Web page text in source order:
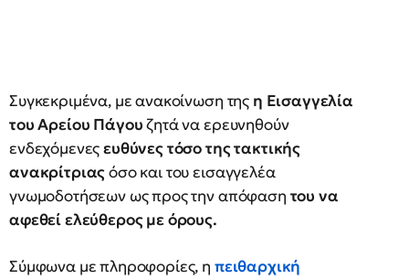
Συγκεκριμένα, με ανακοίνωση της η Εισαγγελία
του Αρείου Πάγουζητά να ερευνηθούν
ενδεχόμενεςευθύνες τόσο της τακτικής
ανακρίτριαςόσο και του εισαγγελέα
γνωμοδοτήσεων ως προς την απόφαση του να
αφεθεί ελεύθερος με όρους.
Σύμφωνα με πληροφορίες, η πειθαρχική